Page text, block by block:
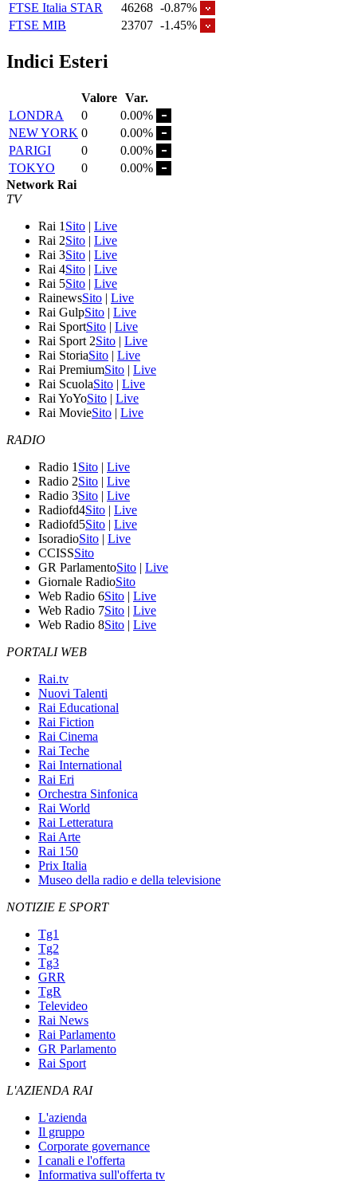
FTSE Italia STAR
46268 -0.87%
FTSE MIB
23707 -1.45%
Indici Esteri
Valore Var.
LONDRA
0
0.00%
NEW YORK 0
0.00%
PARIGI
0
0.00%
TOKYO
0
0.00%
Network Rai
TV
Rai 1 Sito | Live
Rai 2Sito | Live
Rai 3Sito | Live
Rai 4Sito | Live
Rai 5Sito | Live
RainewsSito | Live
Rai GulpSito | Live
Rai SportSito | Live
Rai Sport 2Sito | Live
Rai StoriaSito | Live
Rai PremiumSito | Live
Rai ScuolaSito | Live
Rai YoYoSito | Live
Rai MovieSito | Live
RADIO
Radio 1 Sito | Live
Radio 2Sito | Live
Radio 3Sito | Live
Radiofd4Sito | Live
Radiofd5Sito | Live
IsoradioSito | Live
CCISSSito
GR ParlamentoSito | Live
Giornale RadioSito
Web Radio 6Sito | Live
Web Radio 7Sito | Live
Web Radio 8Sito | Live
PORTALI WEB
Rai.tv
Nuovi Talenti
Rai Educational
Rai Fiction
Rai Cinema
Rai Teche
Rai International
Rai Eri
Orchestra Sinfonica
Rai World
Rai Letteratura
Rai Arte
Rai 150
Prix Italia
Museo della radio e della televisione
NOTIZIE E SPORT
Tg1
Tg2
Tg3
GRR
TgR
Televideo
Rai News
Rai Parlamento
GR Parlamento
Rai Sport
L'AZIENDA RAI
L'azienda
Il gruppo
Corporate governance
I canali e l'offerta
Informativa sull'offerta tv